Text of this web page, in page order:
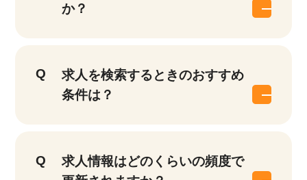
か？
求人を検索するときのおすすめ
条件は？
求人情報はどのくらいの頻度で